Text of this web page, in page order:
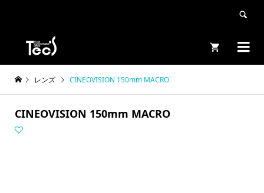


レンズ CINEOVISION 150mm MACRO
CINEOVISION 150mm MACRO